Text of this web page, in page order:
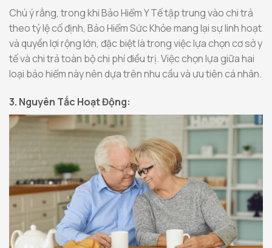
Chú ý rằng, trong khi Bảo Hiểm Y Tế tập trung vào chi trả
theo tỷ lệ cố định, Bảo Hiểm Sức Khỏe mang lại sự linh hoạt
và quyền lợi rộng lớn, đặc biệt là trong việc lựa chọn cơ sở y
tế và chi trả toàn bộ chi phí điều trị. Việc chọn lựa giữa hai
loại bảo hiểm này nên dựa trên nhu cầu và ưu tiên cá nhân.
3. Nguyên Tắc Hoạt Động: